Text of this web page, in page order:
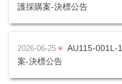
護採購案-決標公告
2026-06-25
AU115-001L-
案-決標公告